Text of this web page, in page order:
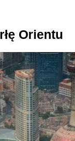
Orientu